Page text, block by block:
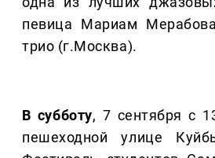
певица Мариам
трио (г.Москва).
В субботу, 7 сентября с
пешеходной улице